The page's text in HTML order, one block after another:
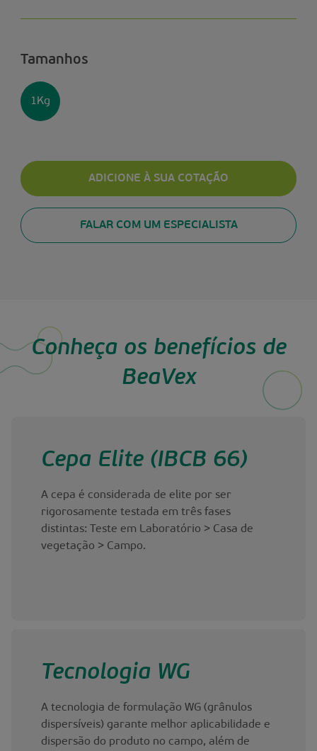
Tamanhos
1Kg
ADICIONE À SUA COTAÇÃO
FALAR COM UM ESPECIALISTA
Conheça os benefícios de
BeaVex
Cepa Elite (IBCB 66)
A cepa é considerada de elite por ser
rigorosamente testada em três fases
distintas: Teste em Laboratório > Casa de
vegetação > Campo.
Tecnologia WG
A tecnologia de formulação WG (grânulos
dispersíveis) garante melhor aplicabilidade e
dispersão do produto no campo, além de